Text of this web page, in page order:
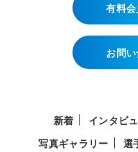
有料
お問
新着 インタビ
写真ギャラリー
選